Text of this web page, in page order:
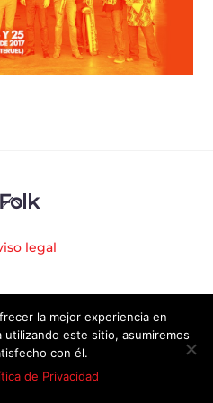
Back
Toplegal
la mejor experiencia en
este sitio, asumiremos
con él.
de Privacidad